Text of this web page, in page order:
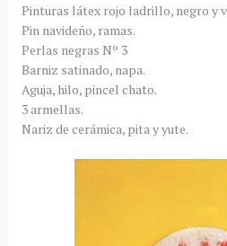
Pinturas látex rojo ladrillo, negro y
Pin navideño, ramas.
Perlas negras Nº 3
Barniz satinado, napa.
Aguja, hilo, pincel chato.
3 armellas.
Nariz de cerámica, pita y yute.